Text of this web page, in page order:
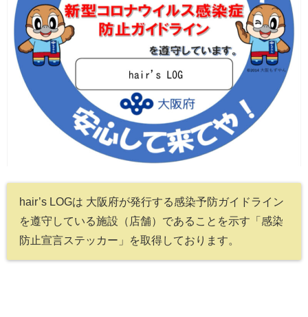
hair’s LOGは 大阪府が発行する感染予防ガイドライン
を遵守している施設（店舗）であることを示す「感染
防止宣言ステッカー」を取得しております。